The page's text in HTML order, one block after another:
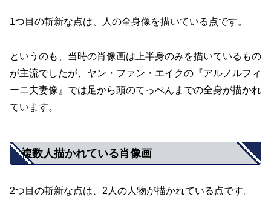
1つ目の斬新な点は、人の全身像を描いている点です。
というのも、当時の肖像画は上半身のみを描いているもの
が主流でしたが、ヤン・ファン・エイクの『アルノルフィ
ーニ夫妻像』では足から頭のてっぺんまでの全身が描かれ
ています。
複数人描かれている肖像画
2つ目の斬新な点は、2人の人物が描かれている点です。